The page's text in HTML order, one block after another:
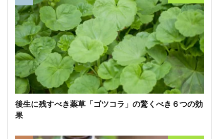
後生に残すべき薬草「ゴツコラ」の驚くべき６つの効
果